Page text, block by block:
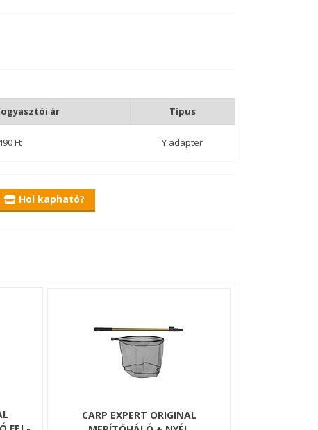
ár Típus
Ft Y adapter
Hol kapható?
CARP EXPERT ORIGINAL